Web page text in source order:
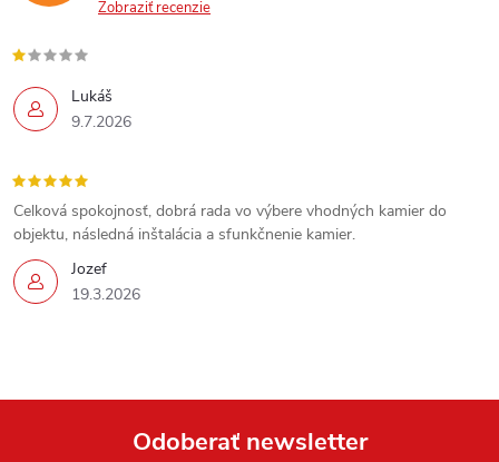
Zobraziť recenzie
Lukáš
9.7.2026
Jozef
19.3.2026
Celková spokojnosť, dobrá rada vo výbere vhodných kamier do
objektu, následná inštalácia a sfunkčnenie kamier.
Odoberať newsletter